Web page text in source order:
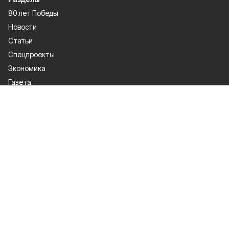
80 лет Победы
Новости
Статьи
Спецпроекты
Экономика
Газета